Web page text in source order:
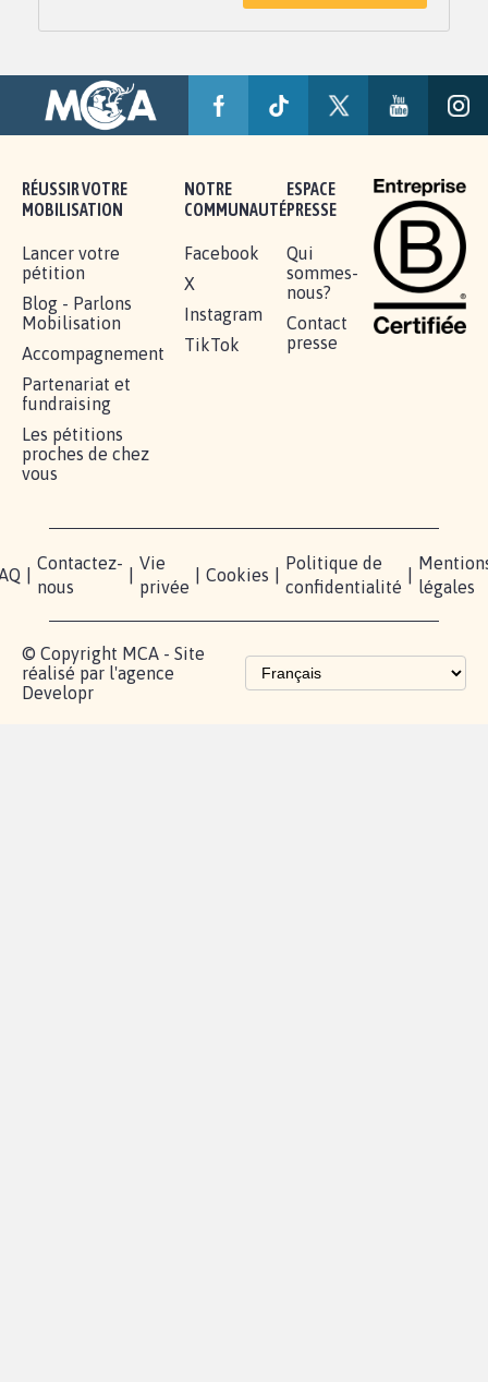
RÉUSSIR VOTRE
MOBILISATION
Lancer votre
pétition
Blog - Parlons
Mobilisation
Accompagnement
Partenariat et
fundraising
Les pétitions
proches de chez
vous
NOTRE
COMMUNAUTÉ
Facebook
X
Instagram
TikTok
ESPACE
PRESSE
Qui
sommes-
nous?
Contact
presse
Contactez-
nous
Vie
privée
Cookies
Politique de
confidentialité
légales
© Copyright MCA - Site
réalisé par l'agence
Developr